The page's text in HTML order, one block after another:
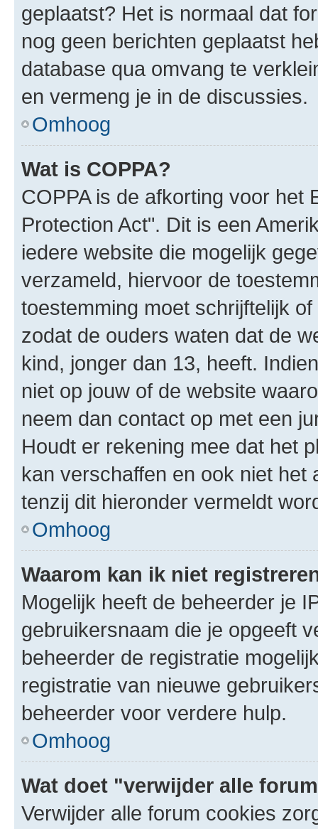
geplaatst? Het is normaal dat
nog geen berichten geplaatst
database qua omvang te
en vermeng je in de discussies.
Omhoog
Wat is COPPA?
COPPA is de afkorting voor het
Protection Act". Dit is een
iedere website die mogelijk
verzameld, hiervoor de
toestemming moet schrijftelijk
zodat de ouders waten dat de
kind, jonger dan 13, heeft.
niet op jouw of de website
neem dan contact op met een
Houdt er rekening mee dat het
kan verschaffen en ook niet
tenzij dit hieronder vermeldt
Omhoog
Waarom kan ik niet
Mogelijk heeft de beheerder je
gebruikersnaam die je opgeeft
beheerder de registratie
registratie van nieuwe
beheerder voor verdere hulp.
Omhoog
Wat doet "verwijder alle
Verwijder alle forum cookies